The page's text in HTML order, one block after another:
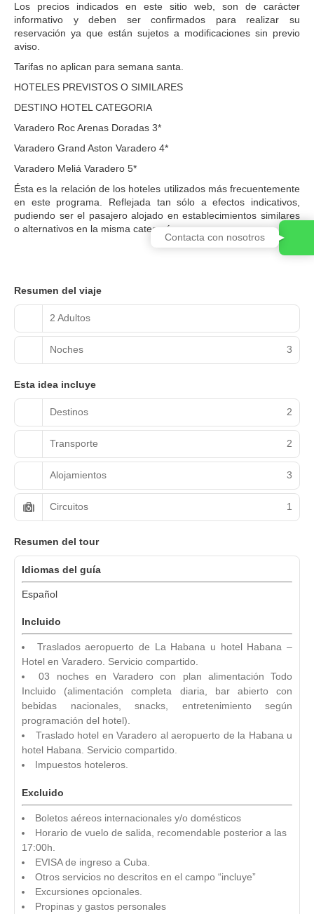
Los precios indicados en este sitio web, son de carácter
informativo y deben ser confirmados para realizar su
reservación ya que están sujetos a modificaciones sin previo
aviso.
Tarifas no aplican para semana santa.
HOTELES PREVISTOS O SIMILARES
DESTINO HOTEL CATEGORIA
Varadero Roc Arenas Doradas 3*
Varadero Grand Aston Varadero 4*
Varadero Meliá Varadero 5*
Ésta es la relación de los hoteles utilizados más frecuentemente
en este programa. Reflejada tan sólo a efectos indicativos,
pudiendo ser el pasajero alojado en establecimientos similares
o alternativos en la misma categoría.
Resumen del viaje
2 Adultos
Noches 3
Esta idea incluye
Destinos 2
Transporte 2
Alojamientos 3
Circuitos 1
Resumen del tour
Idiomas del guía
Español
Incluido
Traslados aeropuerto de La Habana u hotel Habana –
Hotel en Varadero. Servicio compartido.
03 noches en Varadero con plan alimentación Todo
Incluido (alimentación completa diaria, bar abierto con
bebidas nacionales, snacks, entretenimiento según
programación del hotel).
Traslado hotel en Varadero al aeropuerto de la Habana u
hotel Habana. Servicio compartido.
Impuestos hoteleros.
Excluido
Boletos aéreos internacionales y/o domésticos
Horario de vuelo de salida, recomendable posterior a las
17:00h.
EVISA de ingreso a Cuba.
Otros servicios no descritos en el campo “incluye”
Excursiones opcionales.
Propinas y gastos personales
Contacta con nosotros